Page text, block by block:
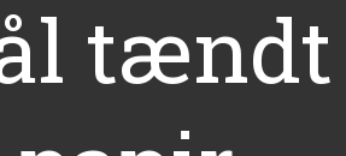
tændt